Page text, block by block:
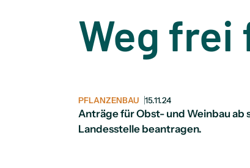
Weg frei
PFLANZENBAU 15.11.24
Anträge für Obst- und Weinbau
Landesstelle beantragen.